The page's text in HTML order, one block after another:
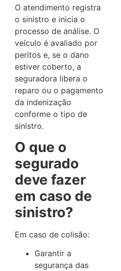
O atendimento registra
o sinistro e inicia o
processo de análise. O
veículo é avaliado por
peritos e, se o dano
estiver coberto, a
seguradora libera o
reparo ou o pagamento
da indenização
conforme o tipo de
sinistro.
O que o
segurado
deve fazer
em caso de
sinistro?
Em caso de colisão:
Garantir a
segurança das